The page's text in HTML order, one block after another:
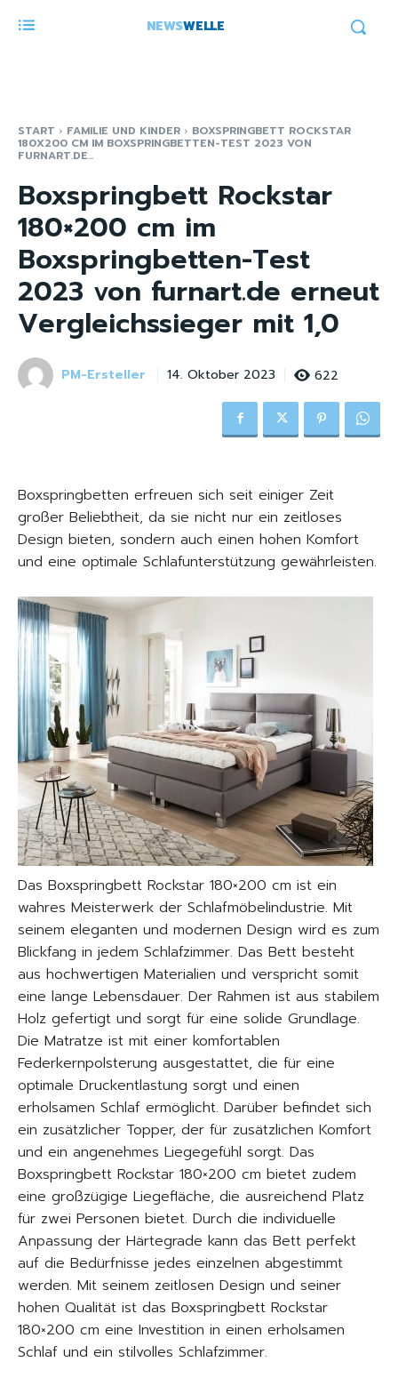
NEWSWELLE
START FAMILIE UND KINDER BOXSPRINGBETT ROCKSTAR
180X200 CM IM BOXSPRINGBETTEN-TEST 2023 VON
FURNART.DE...
Boxspringbett Rockstar
180×200 cm im
Boxspringbetten-Test
2023 von furnart.de erneut
Vergleichssieger mit 1,0
PM-Ersteller 14. Oktober 2023 622
Boxspringbetten erfreuen sich seit einiger Zeit
großer Beliebtheit, da sie nicht nur ein zeitloses
Design bieten, sondern auch einen hohen Komfort
und eine optimale Schlafunterstützung gewährleisten.
Das Boxspringbett Rockstar 180×200 cm ist ein
wahres Meisterwerk der Schlafmöbelindustrie. Mit
seinem eleganten und modernen Design wird es zum
Blickfang in jedem Schlafzimmer. Das Bett besteht
aus hochwertigen Materialien und verspricht somit
eine lange Lebensdauer. Der Rahmen ist aus stabilem
Holz gefertigt und sorgt für eine solide Grundlage.
Die Matratze ist mit einer komfortablen
Federkernpolsterung ausgestattet, die für eine
optimale Druckentlastung sorgt und einen
erholsamen Schlaf ermöglicht. Darüber befindet sich
ein zusätzlicher Topper, der für zusätzlichen Komfort
und ein angenehmes Liegegefühl sorgt. Das
Boxspringbett Rockstar 180×200 cm bietet zudem
eine großzügige Liegefläche, die ausreichend Platz
für zwei Personen bietet. Durch die individuelle
Anpassung der Härtegrade kann das Bett perfekt
auf die Bedürfnisse jedes einzelnen abgestimmt
werden. Mit seinem zeitlosen Design und seiner
hohen Qualität ist das Boxspringbett Rockstar
180×200 cm eine Investition in einen erholsamen
Schlaf und ein stilvolles Schlafzimmer.